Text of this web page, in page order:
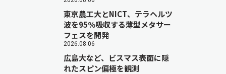
東京農工大とNICT、テラヘルツ
波を95％吸収する薄型メタサー
フェスを開発
2026.08.06
広島大など、ビスマス表面に隠
れたスピン偏極を観測